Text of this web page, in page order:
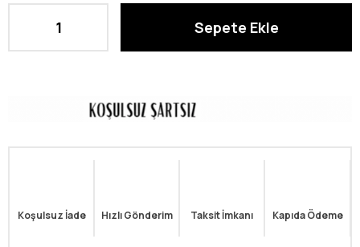
Koşulsuz İade Hızlı Gönderim Taksit İmkanı Kapıda Ödeme